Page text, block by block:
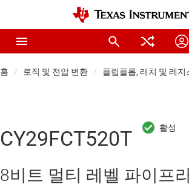
홈 로직 및 전압 변환 플립플롭, 래치 및 레지
CY29FCT520T
8비트 멀티 레벨 파이프